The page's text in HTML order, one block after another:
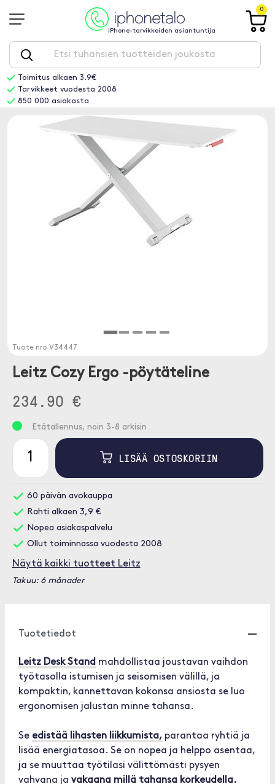
iPhone-tarvikkeiden asiantuntija
0
Toimitus alkaen 3.9€
Tarvikkeet vuodesta 2008
850 000 asiakasta
Tuote nro V34447
Leitz Cozy Ergo -pöytäteline
234.90 €
Etätallennus, noin 3-8 arkisin
LISÄÄ OSTOSKORIIN
60 päivän avokauppa
Rahti alkaen 3,9 €
Nopea asiakaspalvelu
Ollut toiminnassa vuodesta 2008
Näytä kaikki tuotteet Leitz
Takuu: 6 månader
Tuotetiedot
Leitz Desk Stand mahdollistaa joustavan vaihdon
työtasolla istumisen ja seisomisen välillä, ja
kompaktin, kannettavan kokonsa ansiosta se luo
ergonomisen jalustan minne tahansa.
Se edistää lihasten liikkumista, parantaa ryhtiä ja
lisää energiatasoa. Se on nopea ja helppo asentaa,
ja se muuttaa työtilasi välittömästi pysyen
vahvana ja vakaana millä tahansa korkeudella.